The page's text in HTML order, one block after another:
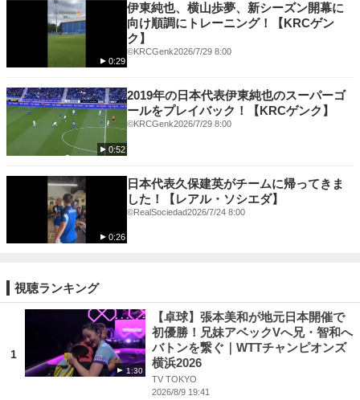
0:29
伊東純也、横山歩夢、新シーズン開幕に
向け順調にトレーニング！【KRCゲン
ク】
©KRCGenk2026/7/29 8:00
0:52
2019年の日本代表伊東純也のスーパーゴ
ールをプレイバック！【KRCゲンク】
©KRCGenk2026/7/29 8:00
0:26
日本代表久保建英がチームに帰ってきま
した！【レアル・ソシエダ】
©RealSociedad2026/7/24 8:00
視聴ランキング
1
1:30
【卓球】張本美和が地元日本開催で
初優勝！兄妹アベックVへ兄・智和へ
バトンを繋ぐ｜WTTチャンピオンズ
横浜2026
TV TOKYO
2026/8/9 19:41